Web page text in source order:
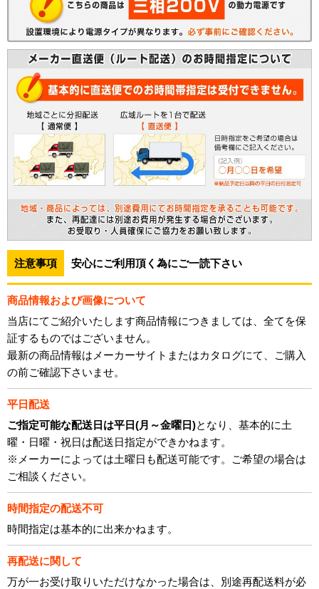
注意事項 安心にご利用頂く為にご一読下さい
商品情報および画像について
当店にてご紹介いたします商品情報につきましては、全てを保
証するものではございません。
最新の商品情報はメーカーサイトまたはカタログにて、ご購入
の前ご確認下さいませ。
平日配送
ご指定可能な配送日は平日(月～金曜日)となり、基本的に土
曜・日曜・祝日は配送日指定ができかねます。
※メーカーによっては土曜日も配送可能です。ご希望の場合は
ご相談ください。
時間指定の配送不可
時間指定は基本的に出来かねます。
再配送に関して
万が一お受け取りいただけなかった場合は、別途再配送料が必